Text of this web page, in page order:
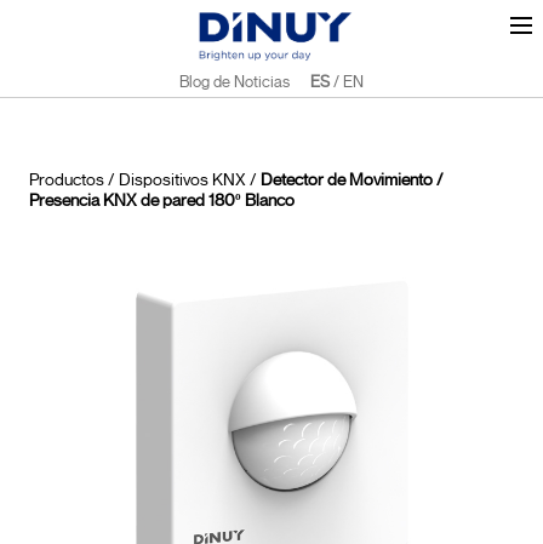
Blog de Noticias ES/ EN
Productos/ Dispositivos KNX/ Detector de Movimiento /
Presencia KNX de pared 180º Blanco